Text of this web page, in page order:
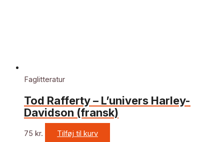
Faglitteratur
Tod Rafferty – L’univers Harley-
Davidson (fransk)
75 kr. Tilføj til kurv